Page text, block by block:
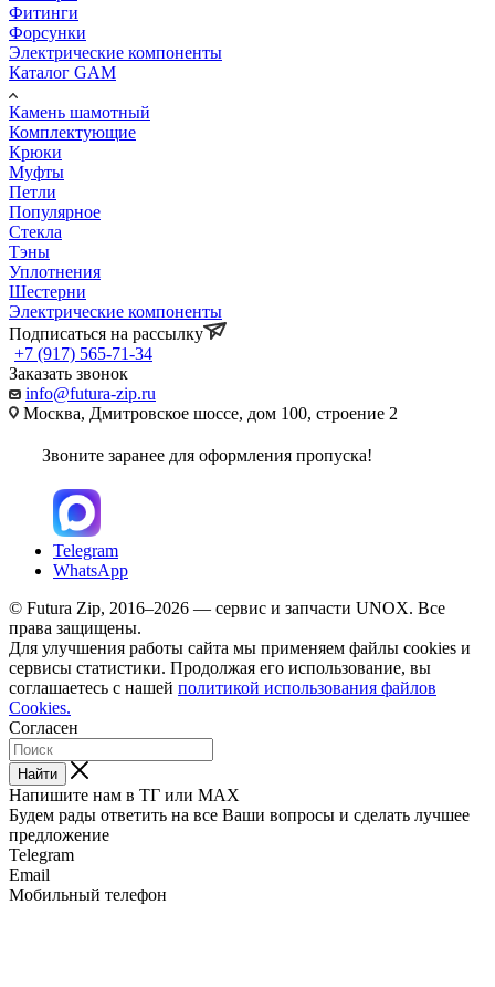
Фитинги
Форсунки
Электрические компоненты
Каталог GAM
Камень шамотный
Комплектующие
Крюки
Муфты
Петли
Популярное
Стекла
Тэны
Уплотнения
Шестерни
Электрические компоненты
Подписаться на рассылку
+7 (917) 565-71-34
Заказать звонок
info@futura-zip.ru
Москва, Дмитровское шоссе, дом 100, строение 2
Звоните заранее для оформления пропуска!
Telegram
WhatsApp
© Futura Zip, 2016–2026 — сервис и запчасти UNOX. Все
права защищены.
Для улучшения работы сайта мы применяем файлы cookies и
сервисы статистики. Продолжая его использование, вы
соглашаетесь с нашей политикой использования файлов
Cookies.
Согласен
Найти
Напишите нам в ТГ или MAX
Будем рады ответить на все Ваши вопросы и сделать лучшее
предложение
Telegram
Email
Мобильный телефон